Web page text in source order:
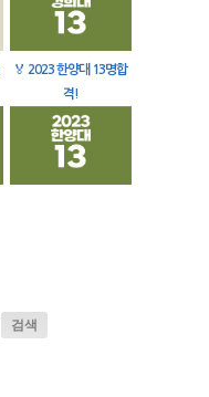
🏅 2023 한양대 13명합
격!
검색